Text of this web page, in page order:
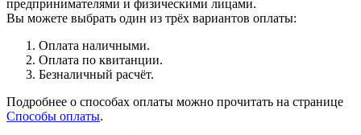
предпринимателями и физическими лицами.
Вы можете выбрать один из трёх вариантов оплаты:
Оплата наличными.
Оплата по квитанции.
Безналичный расчёт.
Подробнее о способах оплаты можно прочитать на странице
Способы оплаты.